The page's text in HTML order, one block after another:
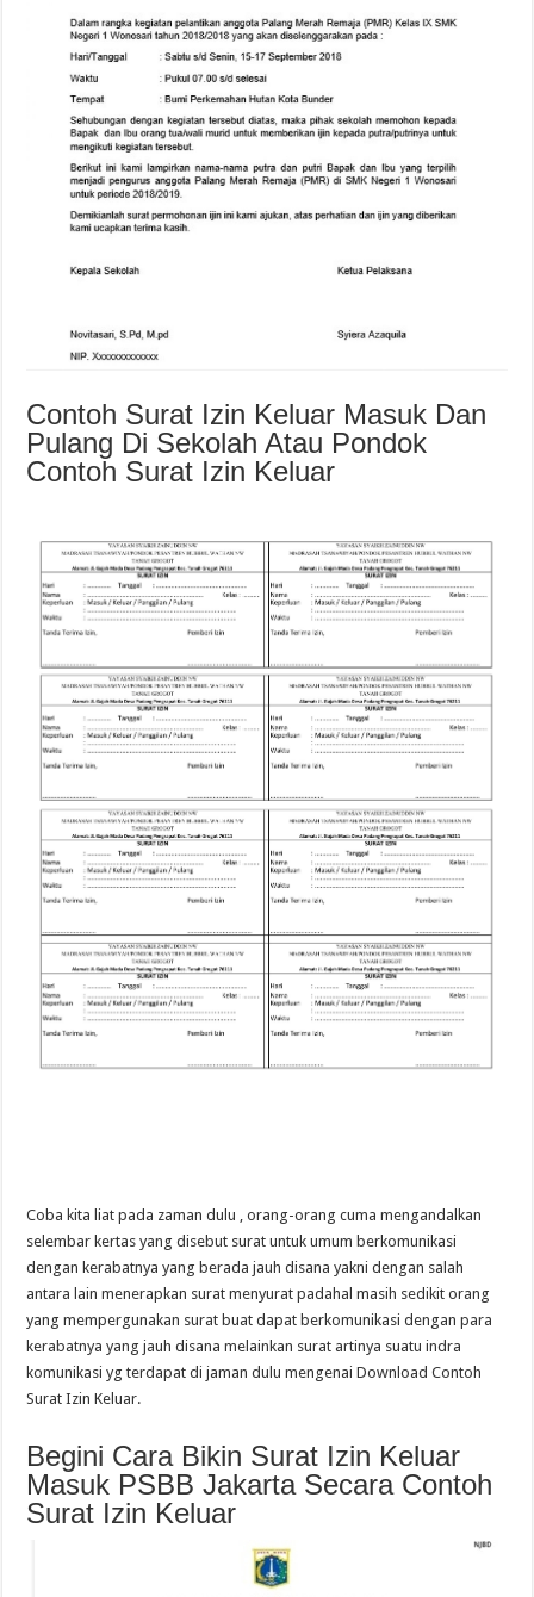
Contoh Surat Izin Keluar Masuk Dan
Pulang Di Sekolah Atau Pondok
Contoh Surat Izin Keluar
Coba kita liat pada zaman dulu , orang-orang cuma mengandalkan
selembar kertas yang disebut surat untuk umum berkomunikasi
dengan kerabatnya yang berada jauh disana yakni dengan salah
antara lain menerapkan surat menyurat padahal masih sedikit orang
yang mempergunakan surat buat dapat berkomunikasi dengan para
kerabatnya yang jauh disana melainkan surat artinya suatu indra
komunikasi yg terdapat di jaman dulu mengenai Download Contoh
Surat Izin Keluar.
Begini Cara Bikin Surat Izin Keluar
Masuk PSBB Jakarta Secara Contoh
Surat Izin Keluar